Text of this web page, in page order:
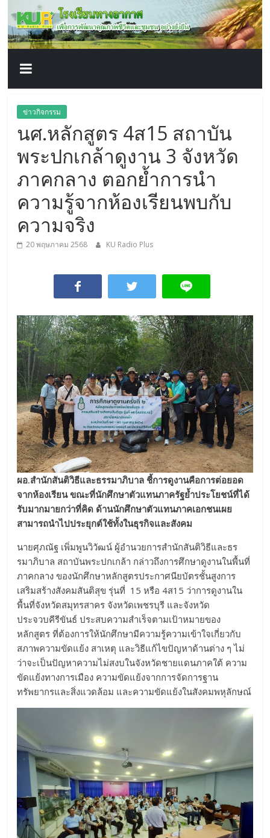
content
โรงเรียน
ทาง
อากาศ​
เพื่อ
พัฒนา
คุณภาพ
ชีวิต
ข่าวกิจกรรม
นศ.หลักสูตร 4ส15 สถาบัน
พระปกเกล้าดูงาน 3 จังหวัด
ภาคกลาง ตอกย้ำการนำ
ความรู้จากห้องเรียนพบกับ
ความจริง
20 พฤษภาคม 2568 KU Radio Plus
ผอ.สำนักสันติวิธีและธรรมาภิบาล ชี้การดูงานคือการต่อยอด
จากห้องเรียน ขณะที่นักศึกษาตัวแทนภาครัฐย้ำประโยชน์ที่ได้
รับมากมายกว่าที่คิด ด้านนักศึกษาตัวแทนภาคเอกชนเผย
สามารถนำไปประยุกต์ใช้ทั้งในธุรกิจและสังคม
นายศุภณัฐ เพิ่มพูนวิวัฒน์ ผู้อำนวยการสำนักสันติวิธีและธร
รมาภิบาล สถาบันพระปกเกล้า กล่าวถึงการศึกษาดูงานในพื้นที่
ภาคกลาง ของนักศึกษาหลักสูตรประกาศนียบัตรชั้นสูงการ
เสริมสร้างสังคมสันติสุข รุ่นที่ 15 หรือ 4ส15 ว่าการดูงานใน
พื้นที่จังหวัดสมุทรสาคร จังหวัดเพชรบุรี และจังหวัด
ประจวบคีรีขันธ์ ประสบความสำเร็จตามเป้าหมายของ
หลักสูตร ที่ต้องการให้นักศึกษามีความรู้ความเข้าใจเกี่ยวกับ
สภาพความขัดแย้ง สาเหตุ และวิธีแก้ไขปัญหาด้านต่าง ๆ ไม่
ว่าจะเป็นปัญหาความไม่สงบในจังหวัดชายแดนภาคใต้ ความ
ขัดแย้งทางการเมือง ความขัดแย้งจากการจัดการฐาน
ทรัพยากรและสิ่งแวดล้อม และความขัดแย้งในสังคมพหุลักษณ์